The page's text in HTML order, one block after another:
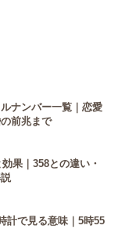
ナンバー一覧｜恋愛
前兆まで
果｜358との違い・
計で見る意味｜5時55